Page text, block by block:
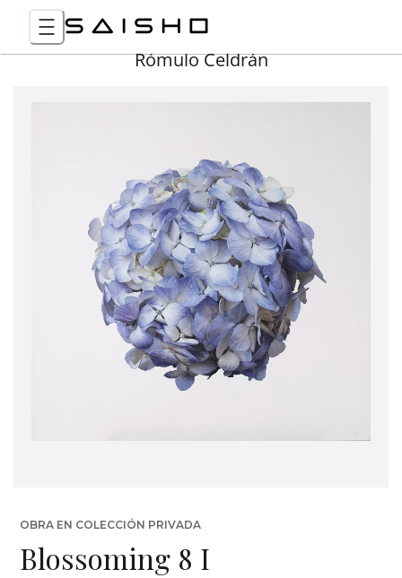
Rómulo Celdrán
OBRA EN COLECCIÓN PRIVADA
Blossoming 8 I